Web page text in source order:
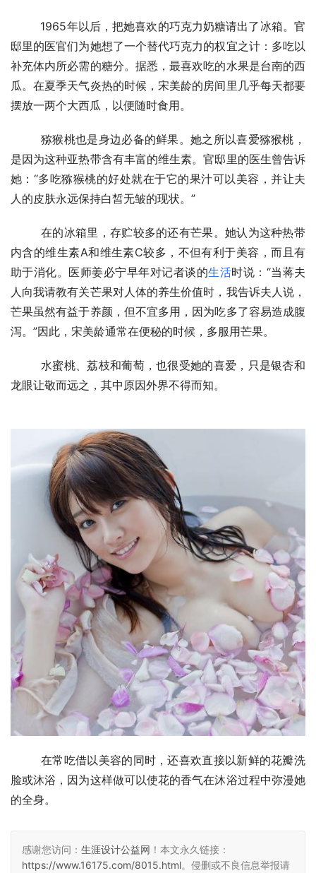
邸里的医官们为她想了一个替代巧克力的权宜之计：多吃以
补充体内所必需的糖分。据悉，最喜欢吃的水果是台南的西
瓜。在夏季天气炎热的时候，宋美龄的房间里几乎每天都要
摆放一两个大西瓜，以便随时食用。
是因为这种亚热带含有丰富的维生素。官邸里的医生曾告诉
她：“多吃猕猴桃的好处就在于它的果汁可以美容，并让夫
人的皮肤永远保持白皙无皱的现状。”
内含的维生素A和维生素C较多，不但有利于美容，而且有
助于消化。医师姜必宁早年对记者谈的生活时说：“当蒋夫
人向我请教有关芒果对人体的养生价值时，我告诉夫人说，
芒果虽然有益于养颜，但不宜多用，因为吃多了容易造成腹
泻。”因此，宋美龄通常在便秘的时候，多服用芒果。
龙眼让敬而远之，其中原因外界不得而知。
脸或沐浴，因为这样做可以使花的香气在沐浴过程中弥漫她
的全身。
感谢您访问： 生涯设计公益网 ！本文永久链接：
https://www.16175.com/8015.html。侵删或不良信息举报请